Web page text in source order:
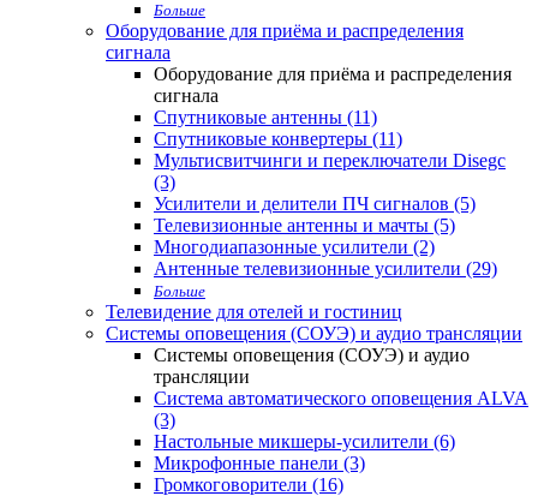
Больше
Оборудование для приёма и распределения
сигнала
Оборудование для приёма и распределения
сигнала
Спутниковые антенны (11)
Спутниковые конвертеры (11)
Мультисвитчинги и переключатели Disegc
(3)
Усилители и делители ПЧ сигналов (5)
Телевизионные антенны и мачты (5)
Многодиапазонные усилители (2)
Антенные телевизионные усилители (29)
Больше
Телевидение для отелей и гостиниц
Системы оповещения (СОУЭ) и аудио трансляции
Системы оповещения (СОУЭ) и аудио
трансляции
Система автоматического оповещения ALVA
(3)
Настольные микшеры-усилители (6)
Микрофонные панели (3)
Громкоговорители (16)